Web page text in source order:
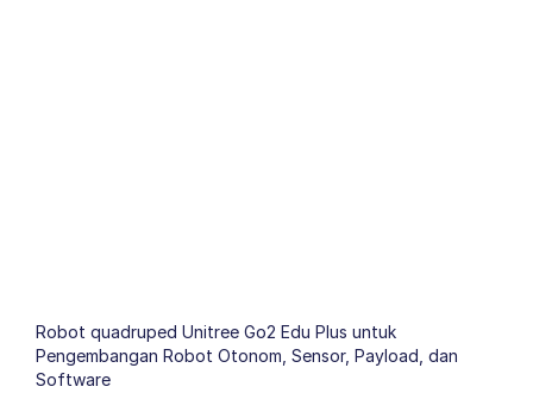
Robot quadruped Unitree Go2 Edu Plus untuk
Pengembangan Robot Otonom, Sensor, Payload, dan
Software